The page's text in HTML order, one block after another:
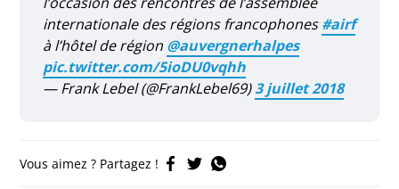
internationale des régions francophones#airf
à l’hôtel de région @auvergnerhalpes
pic.twitter.com/5ioDU0vqhh
— Frank Lebel (@FrankLebel69)3 juillet 2018
Vous aimez ? Partagez !